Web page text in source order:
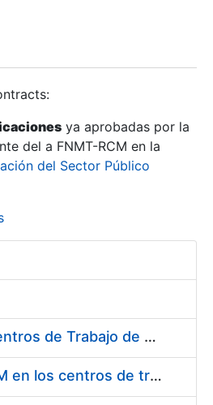
ya aprobadas por la
del a FNMT-RCM en la
del Sector Público
Suministro de Protectores Auditivos a medida para las personas trabajadoras de los Centros de Trabajo de Madrid y Burgos
Suministro de gafas graduadas antiproyecciones para los trabajadores de la FNMT-RCM en los centros de trabajo de Madrid y Burgos